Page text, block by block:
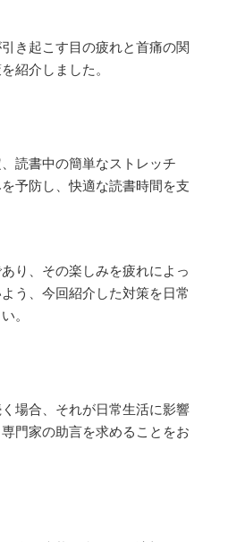
き起こす目の疲れと首痛の関
紹介しました。
読書中の簡単なストレッチ
予防し、快適な読書時間を支
り、その楽しみを疲れによっ
う、今回紹介した対策を日常
。
場合、それが日常生活に影響
門家の助言を求めることをお